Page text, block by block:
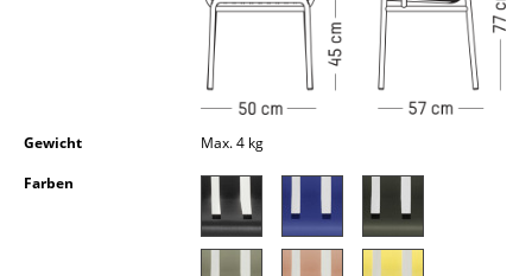
Schreibtischleuchten
Stehleuchten & Leseleuchten
Bodenleuchten
Outdoor-Leuchten
Gewicht
Max. 4 kg
Farben